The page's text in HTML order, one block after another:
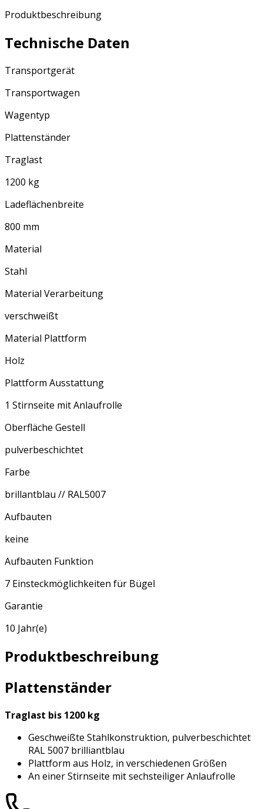
Produktbeschreibung
Technische Daten
Transportgerät
Transportwagen
Wagentyp
Plattenständer
Traglast
1200 kg
Ladeflächenbreite
800 mm
Material
Stahl
Material Verarbeitung
verschweißt
Material Plattform
Holz
Plattform Ausstattung
1 Stirnseite mit Anlaufrolle
Oberfläche Gestell
pulverbeschichtet
Farbe
brillantblau // RAL5007
Aufbauten
keine
Aufbauten Funktion
7 Einsteckmöglichkeiten für Bügel
Garantie
10 Jahr(e)
Produktbeschreibung
Plattenständer
Traglast bis 1200 kg
Geschweißte Stahlkonstruktion, pulverbeschichtet
RAL 5007 brilliantblau
Plattform aus Holz, in verschiedenen Größen
An einer Stirnseite mit sechsteiliger Anlaufrolle